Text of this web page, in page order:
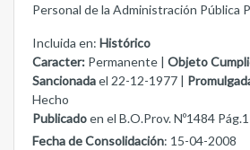
Personal de la Administración Pública
Incluida en: Histórico
Caracter: Permanente | Objeto
Sancionadael 22-12-1977 |
Hecho
Publicadoen el B.O.Prov. Nº1484 Pág.1
Fecha de Consolidación: 15-04-2008